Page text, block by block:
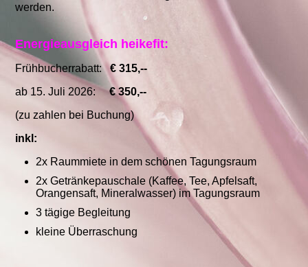
werden.
Energieausgleich heikefit:
Frühbucherrabatt:€ 315,--
ab 15. Juli 2026:€ 350,--
(zu zahlen bei Buchung)
inkl:
2x Raummiete in dem schönen Tagungsraum
2x Getränkepauschale (Kaffee, Tee, Apfelsaft,
Orangensaft, Mineralwasser) im Tagungsraum
3 tägige Begleitung
kleine Überraschung